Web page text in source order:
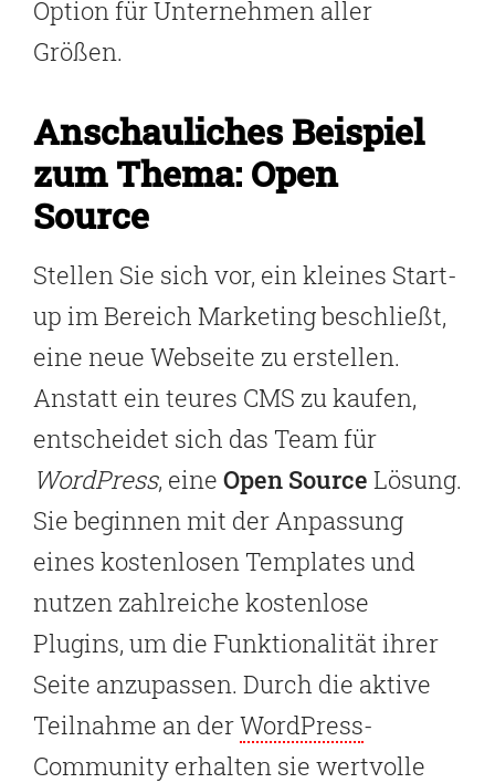
Option für Unternehmen aller
Größen.
Anschauliches Beispiel
zum Thema: Open
Source
Stellen Sie sich vor, ein kleines Start-
up im Bereich Marketing beschließt,
eine neue Webseite zu erstellen.
Anstatt ein teures CMS zu kaufen,
entscheidet sich das Team für
WordPress, eine Open Source Lösung.
Sie beginnen mit der Anpassung
eines kostenlosen Templates und
nutzen zahlreiche kostenlose
Plugins, um die Funktionalität ihrer
Seite anzupassen. Durch die aktive
Teilnahme an derWordPress-
Community erhalten sie wertvolle